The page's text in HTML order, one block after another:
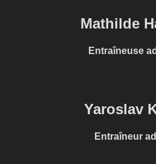
Mathilde
Entraîneuse
Yaroslav
Entraîneur